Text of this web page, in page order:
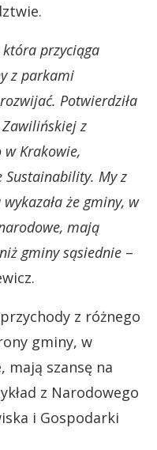
przyciąga
z parkami
Potwierdziła
z
w Krakowie,
Sustainability. My z
że gminy, w
mają
gminy sąsiednie –
z różnego
gminy, w
mają szansę na
z Narodowego
i Gospodarki